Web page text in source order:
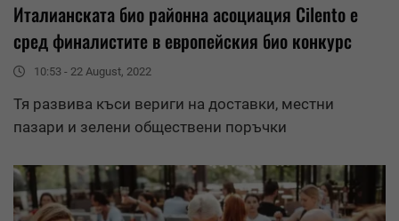
Италианската био районна асоциация Cilento е
сред финалистите в европейския био конкурс
10:53 - 22 August, 2022
Тя развива къси вериги на доставки, местни
пазари и зелени обществени поръчки